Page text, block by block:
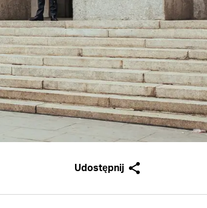
Udostępnij